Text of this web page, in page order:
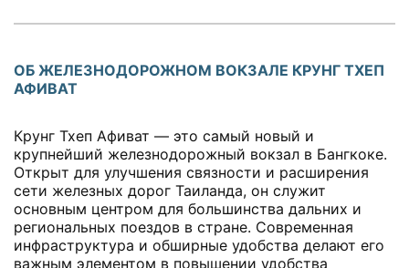
ОБ ЖЕЛЕЗНОДОРОЖНОМ ВОКЗАЛЕ КРУНГ ТХЕП
АФИВАТ
Крунг Тхеп Афиват — это самый новый и
крупнейший железнодорожный вокзал в Бангкоке.
Открыт для улучшения связности и расширения
сети железных дорог Таиланда, он служит
основным центром для большинства дальних и
региональных поездов в стране. Современная
инфраструктура и обширные удобства делают его
важным элементом в повышении удобства